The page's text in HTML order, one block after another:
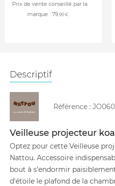
Prix de vente conseillé par la
marque : 79,90 €
Descriptif
Référence :
Veilleuse projecteur
Optez pour cette Veilleuse
Nattou. Accessoire
bout à s'endormir
d'étoile le plafond de la